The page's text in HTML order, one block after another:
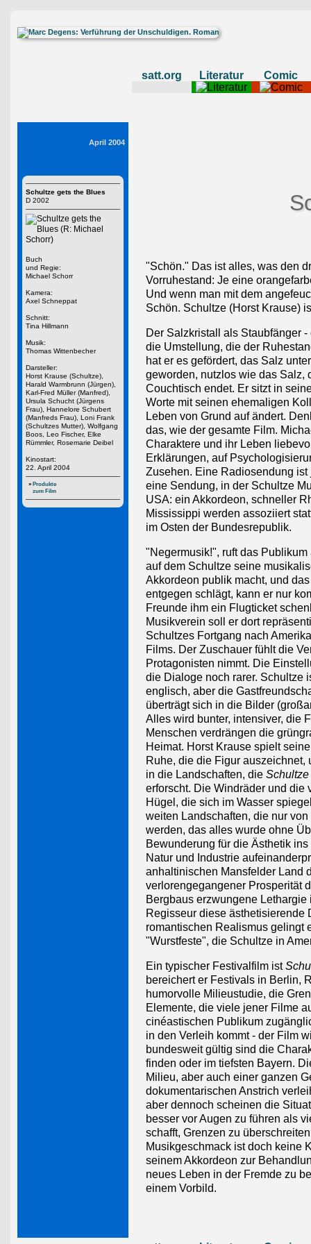
satt.org Literatur Comic
April 2004
Schultze gets the Blues
D 2002
Buch
und Regie:
Michael Schorr
Kamera:
Axel Schneppat
Schnitt:
Tina Hillmann
Musik:
Thomas Wittenbecher
Darsteller:
Horst Krause (Schultze),
Harald Warmbrunn (Jürgen),
Karl-Fred Müller (Manfred),
Ursula Schucht (Jürgens
Frau), Hannelore Schubert
(Manfreds Frau), Loni Frank
(Schultzes Mutter), Wolfgang
Boos, Leo Fischer, Elke
Rümmler, Rosemarie Deibel
Kinostart:
22. April 2004
» Produkte
zum Film
"Schön." Das ist alles, was den
Vorruhestand: Je eine
Und wenn man mit dem
Schön. Schultze (Horst Krause)
Der Salzkristall als Staubfänger
die Umstellung, die der
hat er es gefördert, das Salz
geworden, nutzlos wie das Salz,
Couchtisch endet. Er sitzt in
Worte mit seinen ehemaligen
Leben von Grund auf ändert.
das, wie der gesamte Film.
Charaktere und ihr Leben
Erklärungen, auf
Zusehen. Eine Radiosendung
eine Sendung, in der Schultze
USA: ein Akkordeon, schneller
Mississippi werden assoziiert
im Osten der Bundesrepublik.
"Negermusik!", ruft das
auf dem Schultze seine
Akkordeon publik macht, und
entgegen schlägt, kann er nur
Freunde ihm ein Flugticket
Musikverein soll er dort
Schultzes Fortgang nach
Films. Der Zuschauer fühlt die
Protagonisten nimmt. Die
die Dialoge noch rarer. Schultze
englisch, aber die
überträgt sich in die Bilder
Alles wird bunter, intensiver, die
Menschen verdrängen die
Heimat. Horst Krause spielt
Ruhe, die die Figur
in die Landschaften, die
erforscht. Die Windräder und die
Hügel, die sich im Wasser
weiten Landschaften, die nur
werden, das alles wurde ohne
Bewunderung für die Ästhetik
Natur und Industrie
anhaltinischen Mansfelder Land
verlorengegangener Prosperität
Bergbaus erzwungene
Regisseur diese ästhetisierende
romantischen Realismus gelingt
"Wurstfeste", die Schultze in
Ein typischer Festivalfilm ist
bereichert er Festivals in Berlin,
humorvolle Milieustudie, die
Elemente, die viele jener Filme
cinéastischen Publikum
in den Verleih kommt - der Film
bundesweit gültig sind die
finden oder im tiefsten Bayern.
Milieu, aber auch einer ganzen
dokumentarischen Anstrich
aber dennoch scheinen die
besser vor Augen zu führen als
schafft, Grenzen zu
Musikgeschmack ist doch keine
seinem Akkordeon zur
neues Leben in der Fremde zu
einem Vorbild.